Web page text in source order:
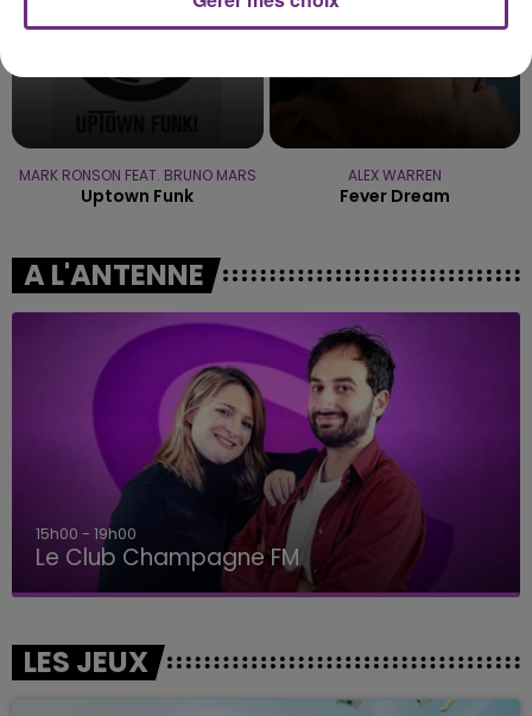
MARK RONSON FEAT. BRUNO MARS
Uptown Funk
ALEX WARREN
Fever Dream
A L'ANTENNE
15h00 - 19h00
Le Club Champagne FM
LES JEUX